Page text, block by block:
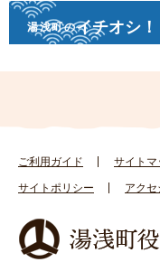
湯浅町のイチオシ！
ご利用ガイド サイトマ
サイトポリシー アクセ